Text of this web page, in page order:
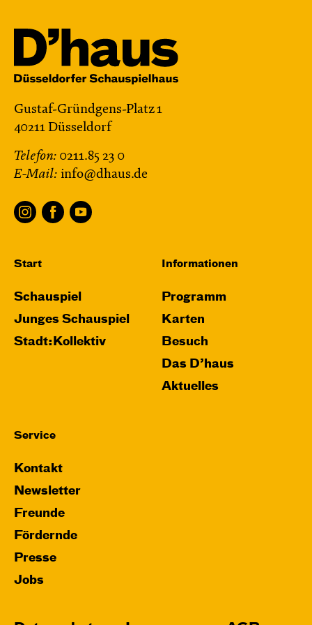
Leenders
Central 1
Karten
Di, 27.10. / 10:00 – 10:45
Bin gleich fertig!
Choreografie: Barbara Fuchs
Central 2
Relaxed Performance
JUNGES SCHAUSPIEL
Bin gleich fertig!
nach dem Bilderbuch von Martin Baltscheit
Choreografie: Barbara Fuchs
Central 2
Relaxed Performance
Gustaf-Gründgens-Platz 1
40211 Düsseldorf
Telefon: 0211.85 23 0
E-Mail: info@dhaus.de
Start
Schauspiel
Junges Schauspiel
Stadt:Kollektiv
Informationen
Programm
Karten
Besuch
Das D’haus
Aktuelles
Service
Kontakt
Newsletter
Freunde
Fördernde
Presse
Jobs